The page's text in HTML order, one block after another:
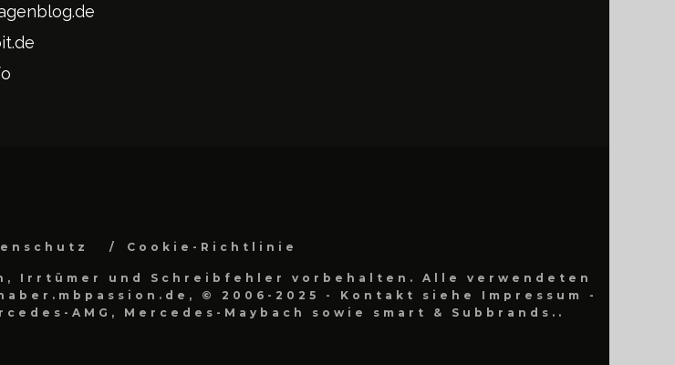
Cookie-Richtlinie
Irrtümer und Schreibfehler vorbehalten. Alle verwendeten
© 2006-2025 - Kontakt siehe Impressum -
AMG, Mercedes-Maybach sowie smart & Subbrands..